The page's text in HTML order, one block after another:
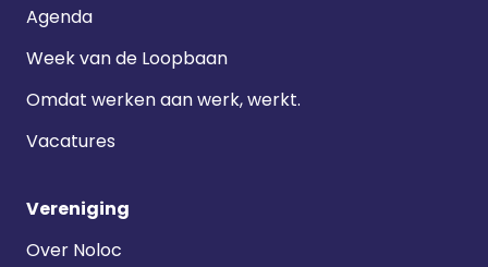
Agenda
Week van de Loopbaan
Omdat werken aan werk, werkt.
Vacatures
Vereniging
Over Noloc